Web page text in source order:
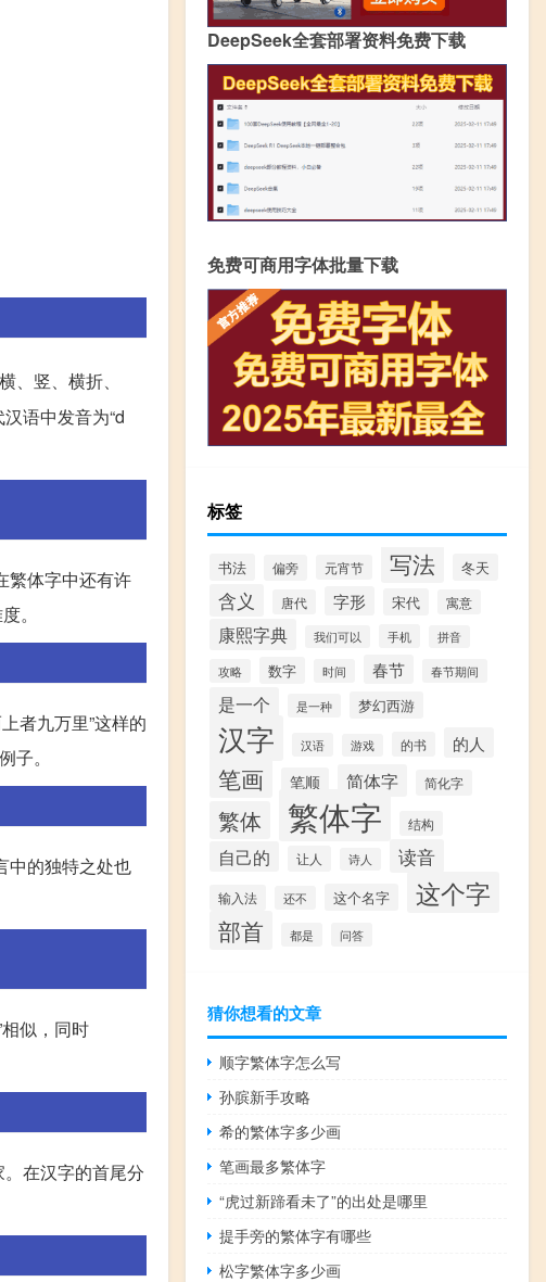
、竖、横折、
语中发音为“d
繁体字中还有许
。
者九万里”这样的
子。
中的独特之处也
似，同时
在汉字的首尾分
DeepSeek全套部署资料免费下载
免费可商用字体批量下载
标签
书法 偏旁 元宵节 写法 冬天
含义 唐代 字形 宋代 寓意
康熙字典 我们可以 手机 拼音
攻略 数字 时间 春节 春节期间
是一个 是一种 梦幻西游
汉字 汉语 游戏 的书 的人
笔画 笔顺 简体字 简化字
繁体 繁体字 结构
自己的 让人 诗人 读音
输入法 还不 这个名字 这个字
部首 都是 问答
猜你想看的文章
顺字繁体字怎么写
孙膑新手攻略
希的繁体字多少画
笔画最多繁体字
“虎过新蹄看未了”的出处是哪里
提手旁的繁体字有哪些
松字繁体字多少画